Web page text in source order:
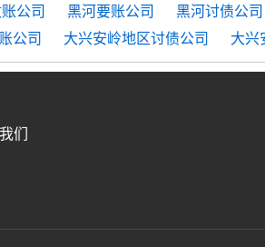
公司 黑河要账公司 黑河讨债公司
公司 大兴安岭地区讨债公司 大兴
们